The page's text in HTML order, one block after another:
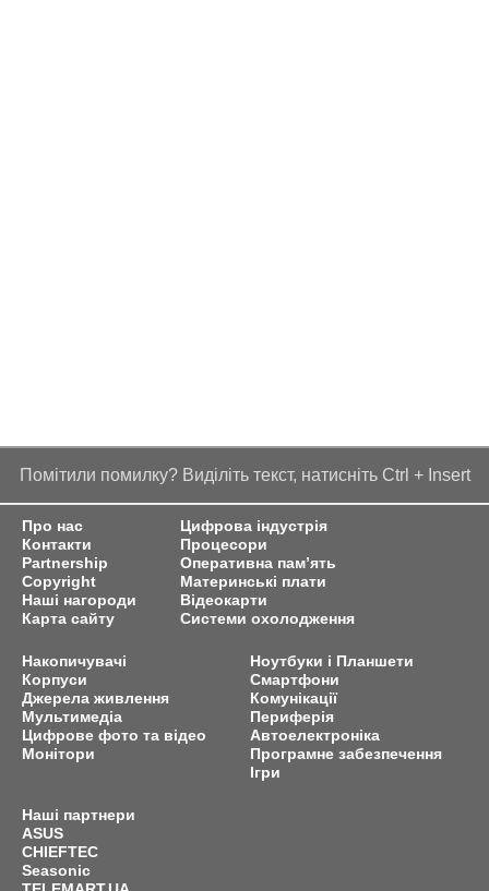
Помітили помилку? Виділіть текст, натисніть Ctrl + Insert
Про нас
Контакти
Partnership
Copyright
Наші нагороди
Карта сайту
Цифрова індустрія
Процесори
Оперативна пам’ять
Материнські плати
Відеокарти
Системи охолодження
Накопичувачі
Корпуси
Джерела живлення
Мультимедіа
Цифрове фото та відео
Монітори
Ноутбуки і Планшети
Смартфони
Комунікації
Периферія
Автоелектроніка
Програмне забезпечення
Ігри
Наші партнери
ASUS
CHIEFTEC
Seasonic